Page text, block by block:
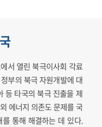
서 열린 북극이사회 각료
부의 북극 자원개발에 대
등 타국의 북극 진출을 제
에너지 의존도 문제를 국
통해 해결하는 데 있다.